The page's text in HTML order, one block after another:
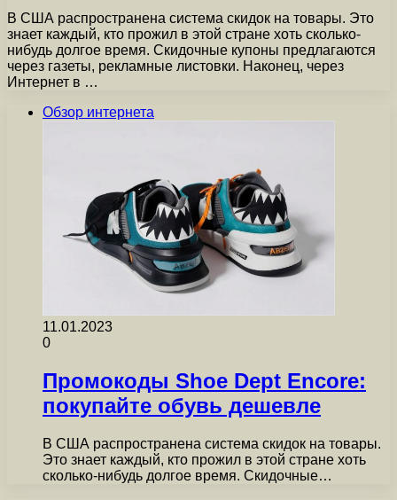
В США распространена система скидок на товары. Это
знает каждый, кто прожил в этой стране хоть сколько-
нибудь долгое время. Скидочные купоны предлагаются
через газеты, рекламные листовки. Наконец, через
Интернет в …
Обзор интернета
11.01.2023
0
Промокоды Shoe Dept Encore:
покупайте обувь дешевле
В США распространена система скидок на товары.
Это знает каждый, кто прожил в этой стране хоть
сколько-нибудь долгое время. Скидочные…